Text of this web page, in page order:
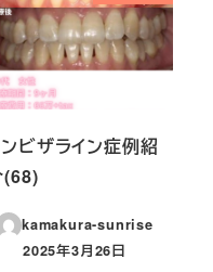
ビザライン症例紹
(68)
kamakura-sunrise
投稿日
2025年3月26日